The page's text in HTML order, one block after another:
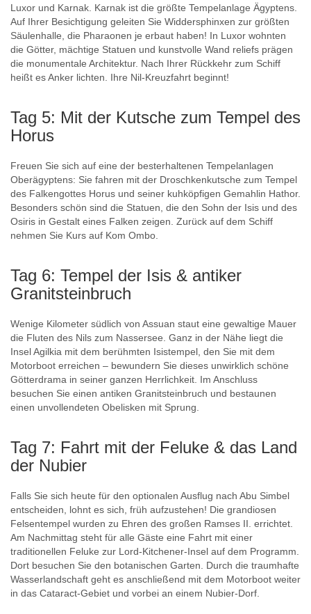
Luxor und Karnak. Karnak ist die größte Tempelanlage Ägyptens.
Auf Ihrer Besichtigung geleiten Sie Widdersphinxen zur größten
Säulenhalle, die Pharaonen je erbaut haben! In Luxor wohnten
die Götter, mächtige Statuen und kunstvolle Wand reliefs prägen
die monumentale Architektur. Nach Ihrer Rückkehr zum Schiff
heißt es Anker lichten. Ihre Nil-Kreuzfahrt beginnt!
Tag 5: Mit der Kutsche zum Tempel des
Horus
Freuen Sie sich auf eine der besterhaltenen Tempelanlagen
Oberägyptens: Sie fahren mit der Droschkenkutsche zum Tempel
des Falkengottes Horus und seiner kuhköpfigen Gemahlin Hathor.
Besonders schön sind die Statuen, die den Sohn der Isis und des
Osiris in Gestalt eines Falken zeigen. Zurück auf dem Schiff
nehmen Sie Kurs auf Kom Ombo.
Tag 6: Tempel der Isis & antiker
Granitsteinbruch
Wenige Kilometer südlich von Assuan staut eine gewaltige Mauer
die Fluten des Nils zum Nassersee. Ganz in der Nähe liegt die
Insel Agilkia mit dem berühmten Isistempel, den Sie mit dem
Motorboot erreichen – bewundern Sie dieses unwirklich schöne
Götterdrama in seiner ganzen Herrlichkeit. Im Anschluss
besuchen Sie einen antiken Granitsteinbruch und bestaunen
einen unvollendeten Obelisken mit Sprung.
Tag 7: Fahrt mit der Feluke & das Land
der Nubier
Falls Sie sich heute für den optionalen Ausflug nach Abu Simbel
entscheiden, lohnt es sich, früh aufzustehen! Die grandiosen
Felsentempel wurden zu Ehren des großen Ramses II. errichtet.
Am Nachmittag steht für alle Gäste eine Fahrt mit einer
traditionellen Feluke zur Lord-Kitchener-Insel auf dem Programm.
Dort besuchen Sie den botanischen Garten. Durch die traumhafte
Wasserlandschaft geht es anschließend mit dem Motorboot weiter
in das Cataract-Gebiet und vorbei an einem Nubier-Dorf.